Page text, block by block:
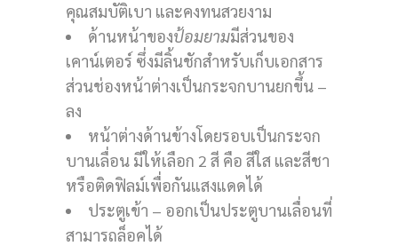
คุณสมบัติเบา และคงทนสวยงาม
ด้านหน้าของป้อมยามมีส่วนของ
เคาน์เตอร์ ซึ่งมีลิ้นชักสำหรับเก็บเอกสาร
ส่วนช่องหน้าต่างเป็นกระจกบานยกขึ้น –
ลง
หน้าต่างด้านข้างโดยรอบเป็นกระจก
บานเลื่อน มีให้เลือก 2 สี คือ สีใส และสีชา
หรือติดฟิลม์เพื่อกันแสงแดดได้
ประตูเข้า – ออกเป็นประตูบานเลื่อนที่
สามารถล็อคได้